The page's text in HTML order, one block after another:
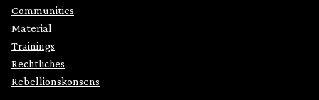
Communities
Material
Trainings
Rechtliches
Rebellionskonsens